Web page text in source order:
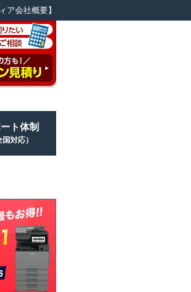
ア会社概要】
ト体制
国対応）